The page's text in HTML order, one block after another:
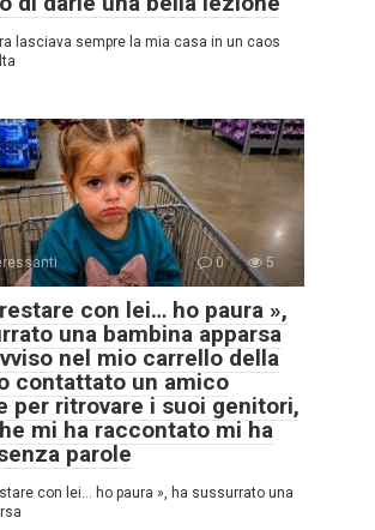
lasciava sempre la mia casa in un caos
0 5
con lei… ho paura »,
una bambina apparsa
nel mio carrello della
contattato un amico
per ritrovare i suoi genitori,
mi ha raccontato mi ha
parole
con lei… ho paura », ha sussurrato una